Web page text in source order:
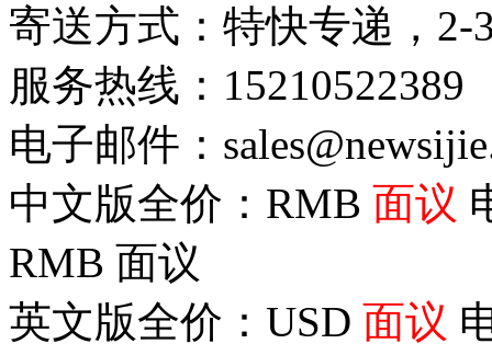
寄送方式：特快专递，2-
服务热线：15210522389
电子邮件：
中文版全价：RMB 面议
RMB 面议
英文版全价：USD 面议